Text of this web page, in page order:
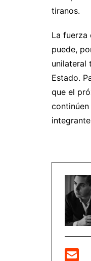
tiranos.
La fuerza
puede,
unilateral
Estado.
que el